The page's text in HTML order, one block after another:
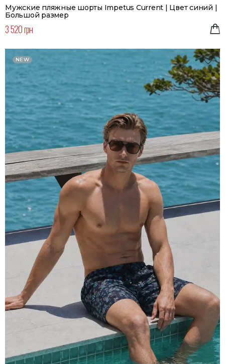
Мужские пляжные шорты Impetus Current | Цвет синий |
Большой размер
3 520 грн
NEW